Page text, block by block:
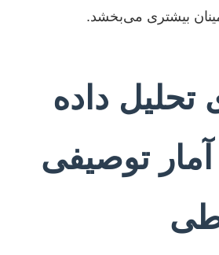
بیشتری می‌بخشد.
داده
توصیفی